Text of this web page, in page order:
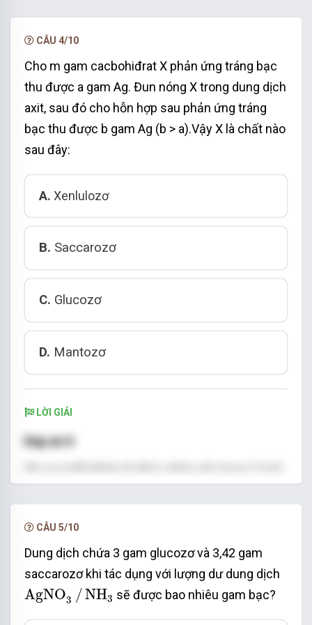
=> có 3 chất.
CÂU 4/10
Cho m gam cacbohiđrat X phản ứng tráng bạc
thu được a gam Ag. Đun nóng X trong dung dịch
axit, sau đó cho hỗn hợp sau phản ứng tráng
bạc thu được b gam Ag (b > a).Vậy X là chất nào
sau đây:
A. Xenlulozơ
B. Saccarozơ
C. Glucozơ
D. Mantozơ
LỜI GIẢI
Đáp án D
nếu k bị thủy phân thì sẽ không có pư tráng bạc.
Mantozơ cấu tạo từ glucozơ, có tính chất giống
+
H+
CÂU 5/10
Dung dịch chứa 3 gam glucozơ và 3,42 gam
saccarozơ khi tác dụng với lượng dư dung dịch
AgNO3 /NH3
AgNO3 NH3 sẽ được bao nhiêu gam bạc?